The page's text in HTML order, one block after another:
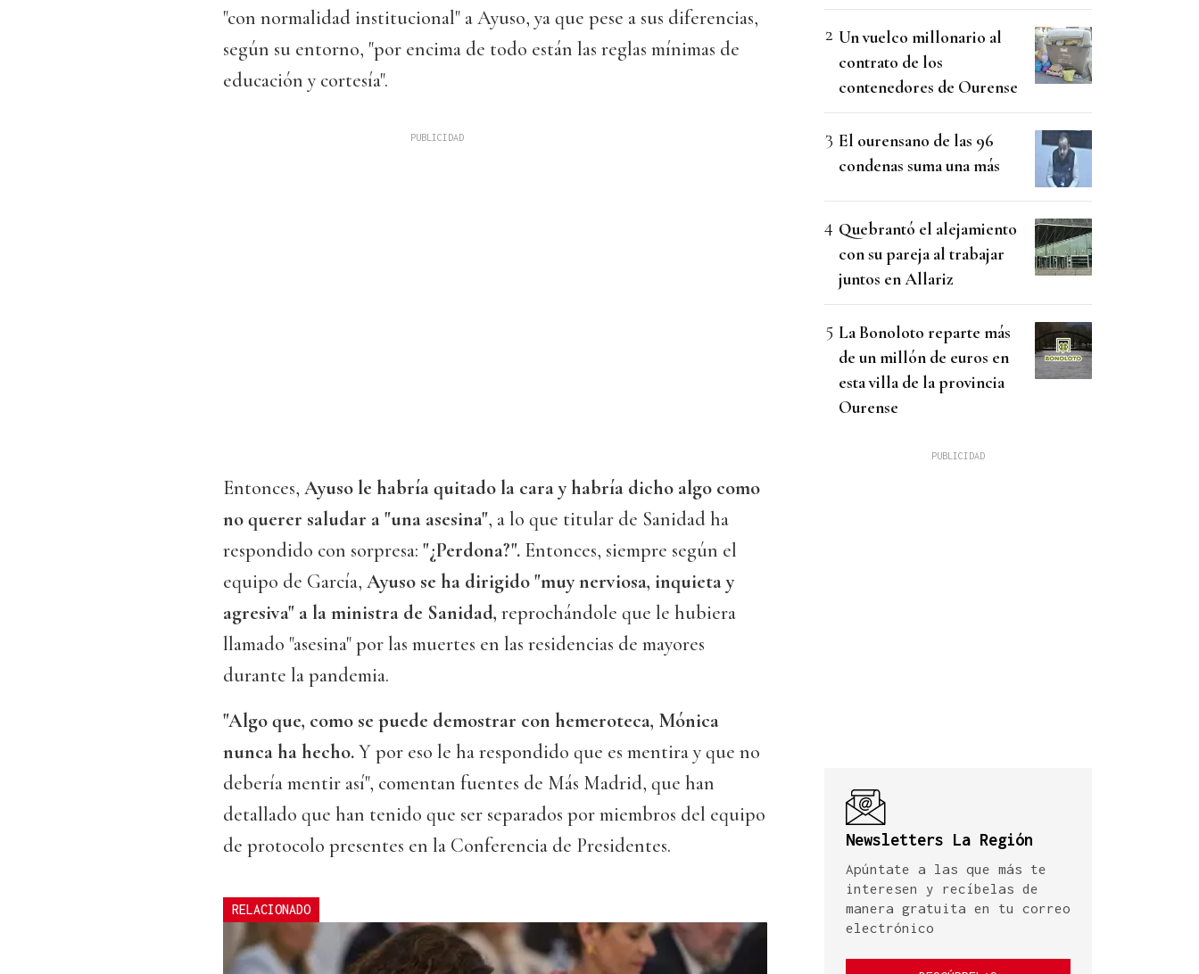
"con normalidad institucional" a Ayuso, ya que pese a sus diferencias,
según su entorno, "por encima de todo están las reglas mínimas de
educación y cortesía".
Entonces, Ayuso le habría quitado la cara y habría dicho algo como
no querer saludar a "una asesina", a lo que titular de Sanidad ha
respondido con sorpresa: "¿Perdona?". Entonces, siempre según el
equipo de García, Ayuso se ha dirigido "muy nerviosa, inquieta y
agresiva" a la ministra de Sanidad, reprochándole que le hubiera
llamado "asesina" por las muertes en las residencias de mayores
durante la pandemia.
"Algo que, como se puede demostrar con hemeroteca, Mónica
nunca ha hecho.Y por eso le ha respondido que es mentira y que no
debería mentir así", comentan fuentes de Más Madrid, que han
detallado que han tenido que ser separados por miembros del equipo
de protocolo presentes en la Conferencia de Presidentes.
RELACIONADO
Un vuelco millonario al
contrato de los
contenedores de Ourense
El ourensano de las 96
condenas suma una más
Quebrantó el alejamiento
con su pareja al trabajar
juntos en Allariz
La Bonoloto reparte más
de un millón de euros en
esta villa de la provincia
Ourense
Newsletters La Región
Apúntate a las que más te
interesen y recíbelas de
manera gratuita en tu correo
electrónico